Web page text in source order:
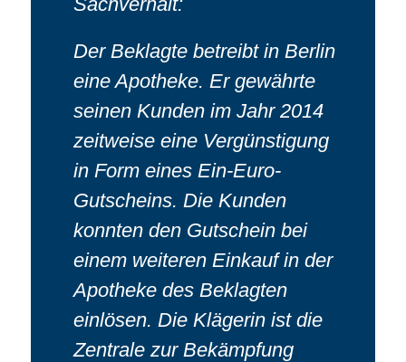
Der Beklagte betreibt in Berlin
eine Apotheke. Er gewährte
seinen Kunden im Jahr 2014
zeitweise eine Vergünstigung
in Form eines Ein-Euro-
Gutscheins. Die Kunden
konnten den Gutschein bei
einem weiteren Einkauf in der
Apotheke des Beklagten
einlösen. Die Klägerin ist die
Zentrale zur Bekämpfung